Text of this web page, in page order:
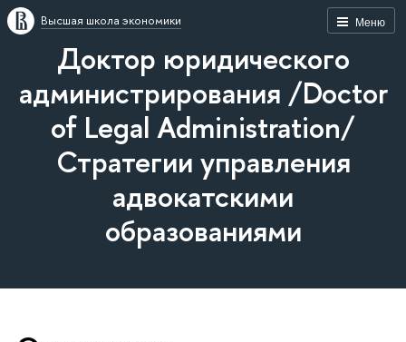
Меню
Высшая школа экономики
Доктор юридического
администрирования /Doctor
of Legal Administration/
Стратегии управления
адвокатскими
образованиями